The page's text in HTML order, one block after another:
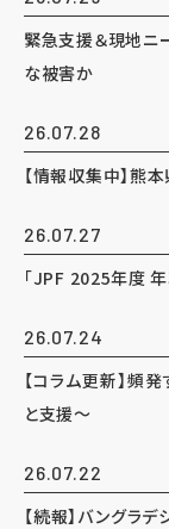
緊急支援＆現地ニ
な被害か
26.07.28
【情報収集中】熊
26.07.27
「JPF 2025年度
26.07.24
【コラム更新】頻
と支援～
26.07.22
【続報】バングラ